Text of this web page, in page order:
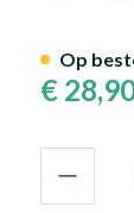
€
Op